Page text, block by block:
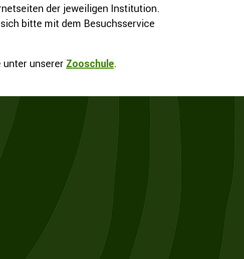
der jeweiligen Institution.
bitte mit dem Besuchsservice
unserer Zooschule.